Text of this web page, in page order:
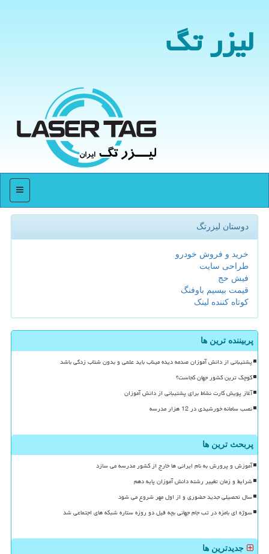
لیزر تگ
منو
دوستان لیزرتگ
خرید و فروش خودرو
طراحی سایت
فیش حج
قیمت بیسیم باوفنگ
کوتاه کننده لینک
پربیننده ترین ها
پشتیبانی از دانش آموزان صدمه دیده میناب باید علمی و بدون شتاب زدگی باشد
کوچک ترین کشور جهان کجاست؟
آغاز پویش کارت نشاط برای پشتیبانی از دانش آموزان
نصب سامانه خورشیدی در 12 هزار مدرسه
پربحث ترین ها
آموزش و پرورش به نام ایرانی ها خارج از کشور مدرسه می سازد
شرایط و زمان تغییر رشته دانش آموزان پایه دهم
سال تحصیلی جدید حضوری و از اول مهر شروع می شود
سوژه ای بامزه در تب جام جهانی بچه فیل دو روزه ستاره شبکه های اجتماعی شد
جدیدترین ها